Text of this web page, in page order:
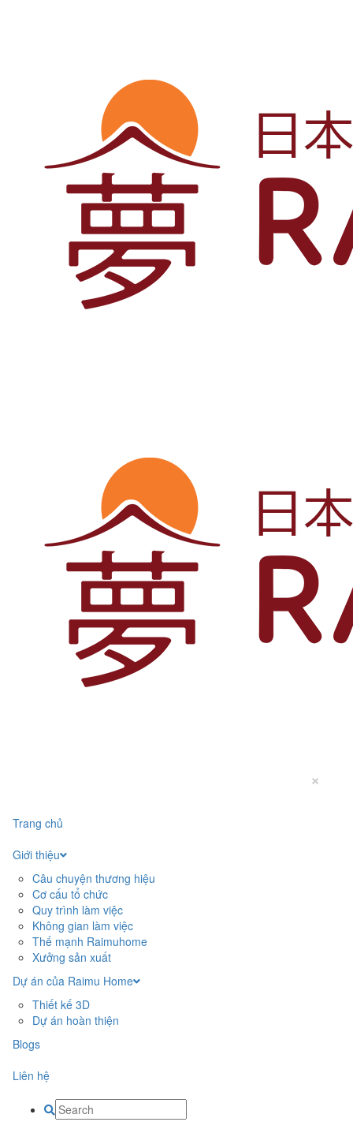
×
Trang chủ
Giới thiệu
Câu chuyện thương hiệu
Cơ cấu tổ chức
Quy trình làm việc
Không gian làm việc
Thế mạnh Raimuhome
Xưởng sản xuất
Dự án của Raimu Home
Thiết kế 3D
Dự án hoàn thiện
Blogs
Liên hệ